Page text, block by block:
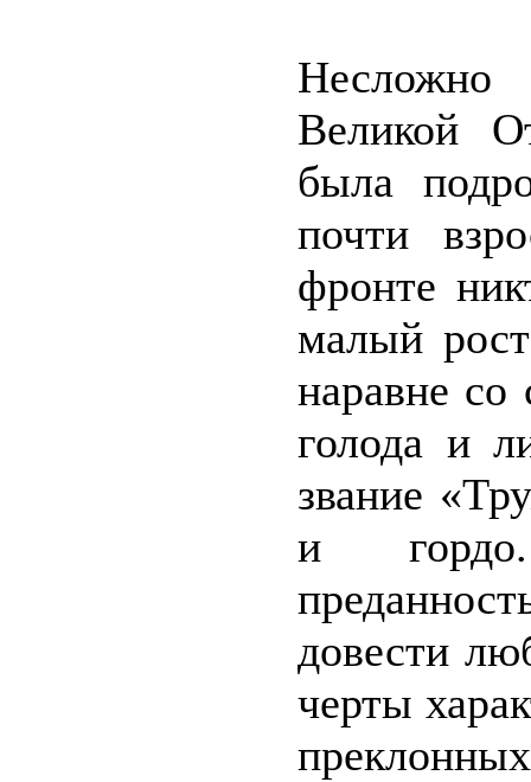
Великой
была
почти
фронте
малый
наравне со
голода и
звание
и гордо.
довести
черты